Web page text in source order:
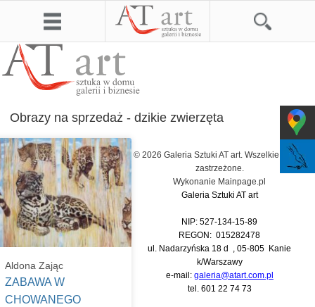
Obrazy na sprzedaż - dzikie zwierzęta
Aldona Zając
ZABAWA W
CHOWANEGO
© 2026 Galeria Sztuki AT art. Wszelkie prawa
zastrzeżone.
Wykonanie Mainpage.pl
Galeria Sztuki AT art
NIP: 527-134-15-89
REGON: 015282478
ul. Nadarzyńska 18 d , 05-805 Kanie
k/Warszawy
e-mail: galeria@atart.com.pl
tel. 601 22 74 73